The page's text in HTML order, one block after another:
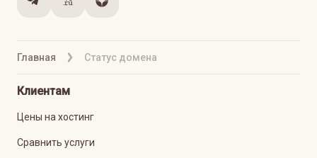
Главная Статус домена
Клиентам
Цены на хостинг
Сравнить услуги